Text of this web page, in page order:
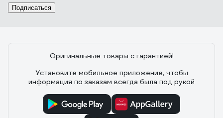
Подписаться
Оригинальные товары с гарантией!
Установите мобильное приложение, чтобы
информация по заказам всегда была под рукой